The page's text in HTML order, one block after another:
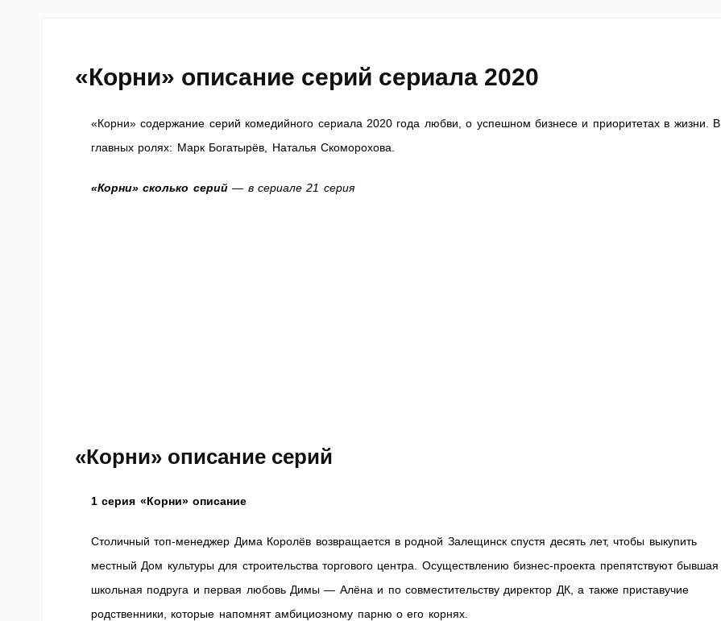
«Корни» описание серий сериала 2020
«Корни» содержание серий комедийного сериала 2020 года любви, о успешном бизнесе и приоритетах в жизни. В
главных ролях: Марк Богатырёв, Наталья Скоморохова.
«Корни» сколько серий— в сериале 21 серия
«Корни» описание серий
1 серия «Корни» описание
Столичный топ-менеджер Дима Королёв возвращается в родной Залещинск спустя десять лет, чтобы выкупить
местный Дом культуры для строительства торгового центра. Осуществлению бизнес-проекта препятствуют бывшая
школьная подруга и первая любовь Димы — Алёна и по совместительству директор ДК, а также приставучие
родственники, которые напомнят амбициозному парню о его корнях.